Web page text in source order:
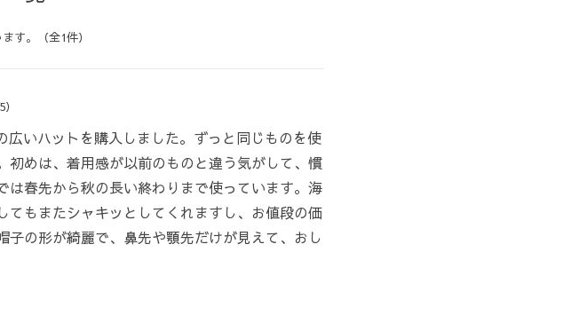
す。（全1件）
）
いハットを購入しました。ずっと同じものを使
めは、着用感が以前のものと違う気がして、慣
春先から秋の長い終わりまで使っています。海
もまたシャキッとしてくれますし、お値段の価
の形が綺麗で、鼻先や顎先だけが見えて、おし